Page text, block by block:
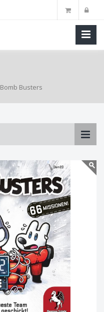
Bomb Busters